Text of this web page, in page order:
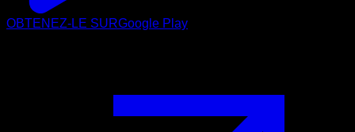
OBTENEZ-LE SURGoogle Play